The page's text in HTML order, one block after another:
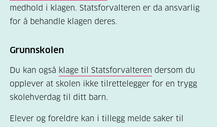
medhold i klagen. Statsforvalteren er da ansvarlig
for å behandle klagen deres.
Grunnskolen
Du kan også klage til Statsforvalteren dersom du
opplever at skolen ikke tilrettelegger for en trygg
skolehverdag til ditt barn.
Elever og foreldre kan i tillegg melde saker til